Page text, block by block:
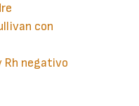
con
Rh negativo